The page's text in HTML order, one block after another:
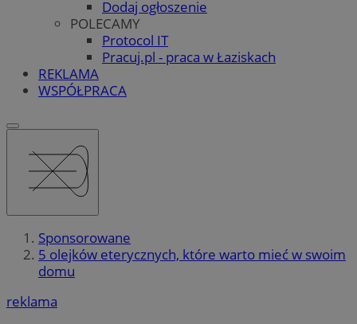
Dodaj ogłoszenie
POLECAMY
Protocol IT
Pracuj.pl - praca w Łaziskach
REKLAMA
WSPÓŁPRACA
Sponsorowane
5 olejków eterycznych, które warto mieć w swoim
domu
reklama